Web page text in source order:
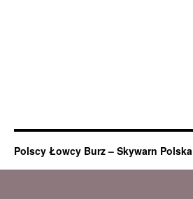
Polscy Łowcy Burz – Skywarn Polska